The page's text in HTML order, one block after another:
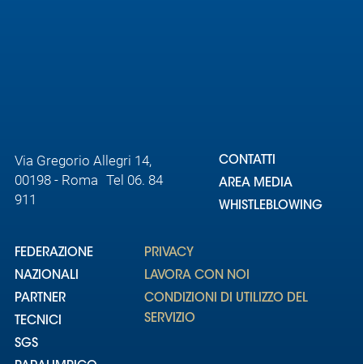
Via Gregorio Allegri 14,
00198 - Roma Tel 06. 84
911
CONTATTI
AREA MEDIA
WHISTLEBLOWING
FEDERAZIONE
NAZIONALI
PARTNER
TECNICI
SGS
PRIVACY
LAVORA CON NOI
CONDIZIONI DI UTILIZZO DEL
SERVIZIO